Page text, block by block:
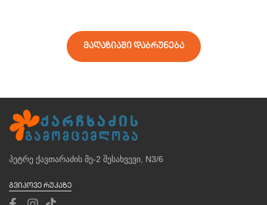
მაღაზიაში დაბრუნება
პეტრე ქავთარაძის მე-2 შესახვევი, N3/6
ᲒᲕᲘᲞᲝᲕᲔ ᲠᲣᲙᲐᲖᲔ